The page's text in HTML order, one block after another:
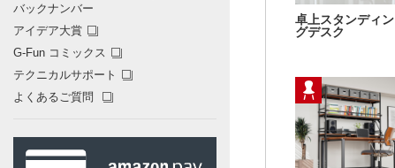
バックナンバー
アイデア大賞
G-Fun コミックス
テクニカルサポート
よくあるご質問
卓上スタンディン
グデスク